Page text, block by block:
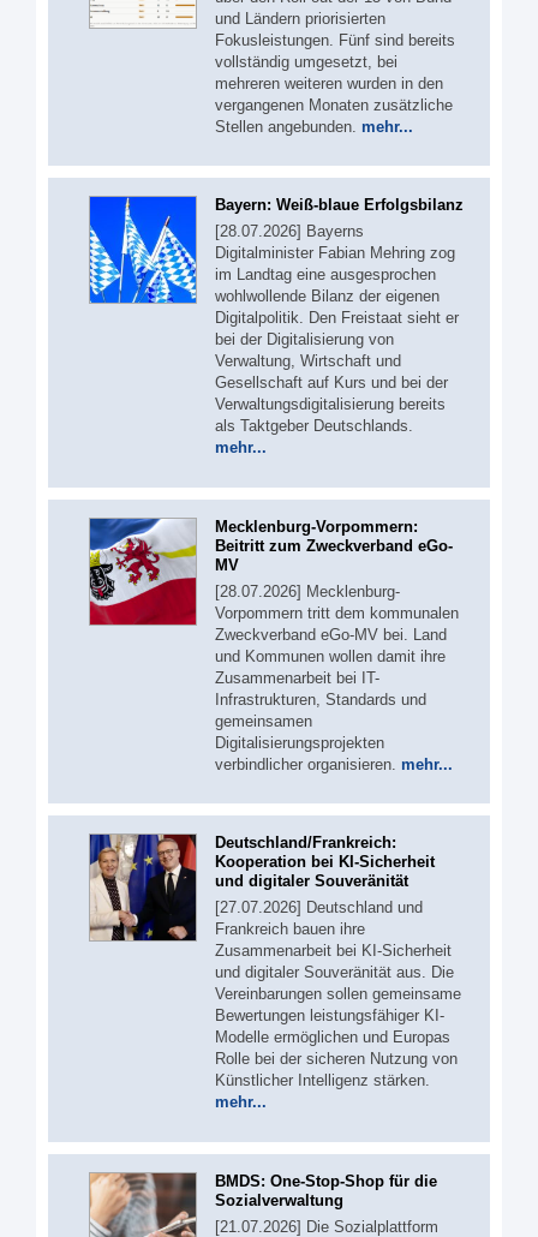
und Ländern priorisierten
Fokusleistungen. Fünf sind bereits
vollständig umgesetzt, bei
mehreren weiteren wurden in den
vergangenen Monaten zusätzliche
Stellen angebunden. mehr...
Bayern: Weiß-blaue Erfolgsbilanz
[28.07.2026] Bayerns
Digitalminister Fabian Mehring zog
im Landtag eine ausgesprochen
wohlwollende Bilanz der eigenen
Digitalpolitik. Den Freistaat sieht er
bei der Digitalisierung von
Verwaltung, Wirtschaft und
Gesellschaft auf Kurs und bei der
Verwaltungsdigitalisierung bereits
als Taktgeber Deutschlands.
mehr...
Mecklenburg-Vorpommern:
Beitritt zum Zweckverband eGo-
MV
[28.07.2026] Mecklenburg-
Vorpommern tritt dem kommunalen
Zweckverband eGo-MV bei. Land
und Kommunen wollen damit ihre
Zusammenarbeit bei IT-
Infrastrukturen, Standards und
gemeinsamen
Digitalisierungsprojekten
verbindlicher organisieren. mehr...
Deutschland/Frankreich:
Kooperation bei KI-Sicherheit
und digitaler Souveränität
[27.07.2026] Deutschland und
Frankreich bauen ihre
Zusammenarbeit bei KI-Sicherheit
und digitaler Souveränität aus. Die
Vereinbarungen sollen gemeinsame
Bewertungen leistungsfähiger KI-
Modelle ermöglichen und Europas
Rolle bei der sicheren Nutzung von
Künstlicher Intelligenz stärken.
mehr...
BMDS: One-Stop-Shop für die
Sozialverwaltung
[21.07.2026] Die Sozialplattform